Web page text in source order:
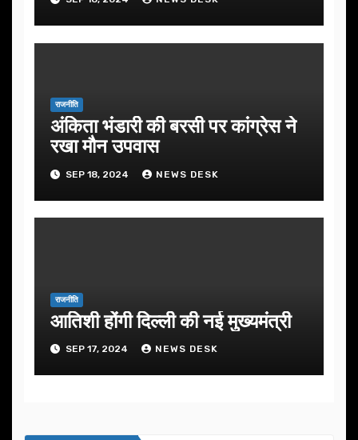
राजनीति
अंकिता भंडारी की बरसी पर कांग्रेस ने
रखा मौन उपवास
SEP 18, 2024 NEWS DESK
राजनीति
आतिशी होंगी दिल्ली की नई मुख्यमंत्री
SEP 17, 2024 NEWS DESK